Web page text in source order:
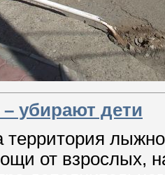
убирают дети
территория
от взрослых,